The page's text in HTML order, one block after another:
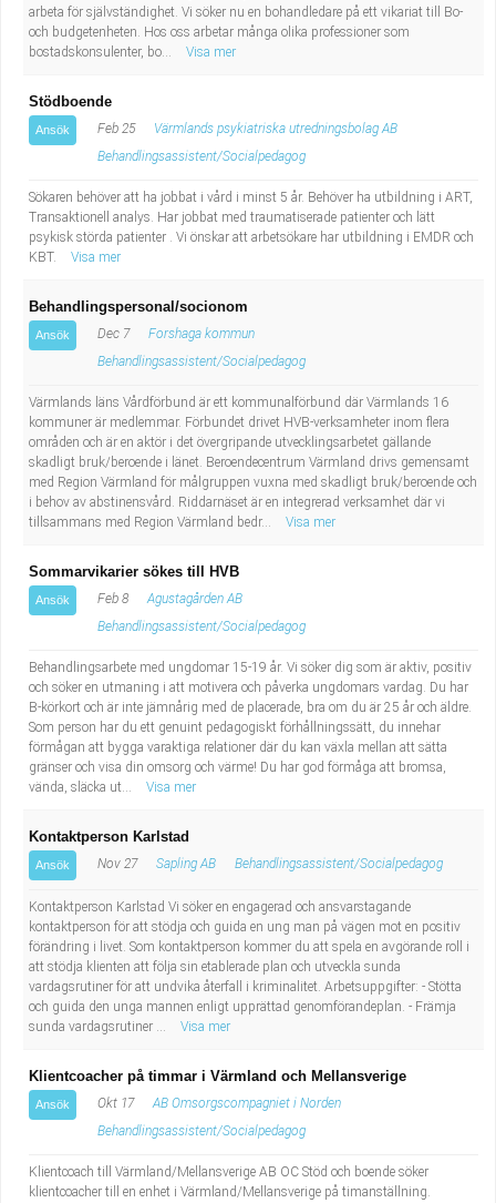
arbeta för självständighet. Vi söker nu en bohandledare på ett vikariat till Bo-
och budgetenheten. Hos oss arbetar många olika professioner som
bostadskonsulenter, bo...
Visa mer
Stödboende
Ansök Feb 25
Värmlands psykiatriska utredningsbolag AB
Behandlingsassistent/Socialpedagog
Sökaren behöver att ha jobbat i vård i minst 5 år. Behöver ha utbildning i ART,
Transaktionell analys. Har jobbat med traumatiserade patienter och lätt
psykisk störda patienter . Vi önskar att arbetsökare har utbildning i EMDR och
KBT.
Visa mer
Behandlingspersonal/socionom
Ansök Dec 7
Forshaga kommun
Behandlingsassistent/Socialpedagog
Värmlands läns Vårdförbund är ett kommunalförbund där Värmlands 16
kommuner är medlemmar. Förbundet drivet HVB-verksamheter inom flera
områden och är en aktör i det övergripande utvecklingsarbetet gällande
skadligt bruk/beroende i länet. Beroendecentrum Värmland drivs gemensamt
med Region Värmland för målgruppen vuxna med skadligt bruk/beroende och
i behov av abstinensvård. Riddarnäset är en integrerad verksamhet där vi
tillsammans med Region Värmland bedr...
Visa mer
Sommarvikarier sökes till HVB
Ansök Feb 8
Agustagården AB
Behandlingsassistent/Socialpedagog
Behandlingsarbete med ungdomar 15-19 år. Vi söker dig som är aktiv, positiv
och söker en utmaning i att motivera och påverka ungdomars vardag. Du har
B-körkort och är inte jämnårig med de placerade, bra om du är 25 år och äldre.
Som person har du ett genuint pedagogiskt förhållningssätt, du innehar
förmågan att bygga varaktiga relationer där du kan växla mellan att sätta
gränser och visa din omsorg och värme! Du har god förmåga att bromsa,
vända, släcka ut...
Visa mer
Kontaktperson Karlstad
Ansök Nov 27 Sapling AB Behandlingsassistent/Socialpedagog
Kontaktperson Karlstad Vi söker en engagerad och ansvarstagande
kontaktperson för att stödja och guida en ung man på vägen mot en positiv
förändring i livet. Som kontaktperson kommer du att spela en avgörande roll i
att stödja klienten att följa sin etablerade plan och utveckla sunda
vardagsrutiner för att undvika återfall i kriminalitet. Arbetsuppgifter: - Stötta
och guida den unga mannen enligt upprättad genomförandeplan. - Främja
sunda vardagsrutiner ...
Visa mer
Klientcoacher på timmar i Värmland och Mellansverige
Ansök Okt 17
AB Omsorgscompagniet i Norden
Behandlingsassistent/Socialpedagog
Klientcoach till Värmland/Mellansverige AB OC Stöd och boende söker
klientcoacher till en enhet i Värmland/Mellansverige på timanställning.